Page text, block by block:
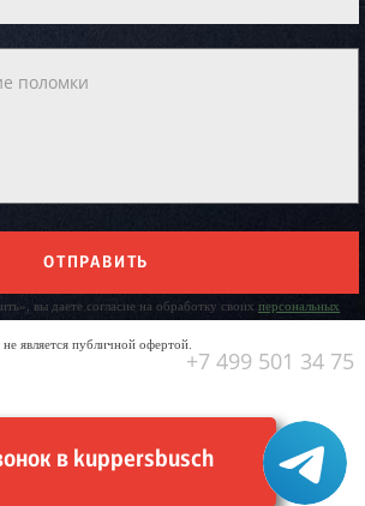
ОТПРАВИТЬ
вы даете согласие на обработку своих персональных
не является публичной офертой.
+7 499 501 34 75
в kuppersbusch